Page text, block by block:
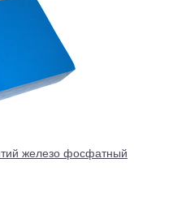
железо фосфатный